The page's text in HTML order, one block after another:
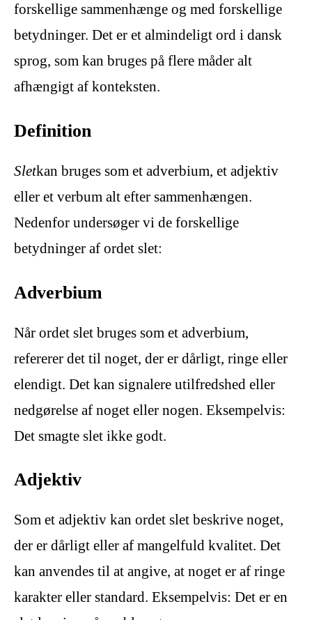
forskellige sammenhænge og med forskellige
betydninger. Det er et almindeligt ord i dansk
sprog, som kan bruges på flere måder alt
afhængigt af konteksten.
Definition
Sletkan bruges som et adverbium, et adjektiv
eller et verbum alt efter sammenhængen.
Nedenfor undersøger vi de forskellige
betydninger af ordet slet:
Adverbium
Når ordet slet bruges som et adverbium,
refererer det til noget, der er dårligt, ringe eller
elendigt. Det kan signalere utilfredshed eller
nedgørelse af noget eller nogen. Eksempelvis:
Det smagte slet ikke godt.
Adjektiv
Som et adjektiv kan ordet slet beskrive noget,
der er dårligt eller af mangelfuld kvalitet. Det
kan anvendes til at angive, at noget er af ringe
karakter eller standard. Eksempelvis: Det er en